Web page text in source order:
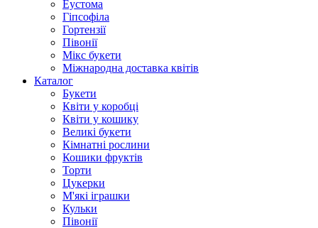
Еустома
Гіпсофіла
Гортензії
Півонії
Мікс букети
Міжнародна доставка квітів
Каталог
Букети
Квіти у коробці
Квіти у кошику
Великі букети
Кімнатні рослини
Кошики фруктів
Торти
Цукерки
М'які іграшки
Кульки
Півонії